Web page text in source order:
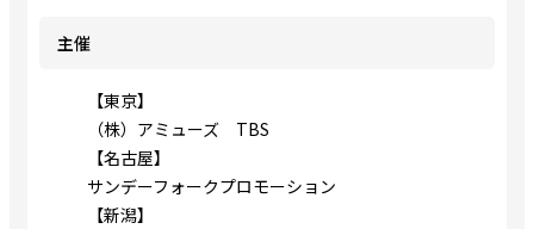
主催
【東京】
（株）アミューズ TBS
【名古屋】
サンデーフォークプロモーション
【新潟】